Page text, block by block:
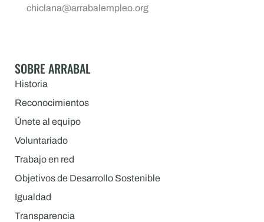
chiclana@arrabalempleo.org
SOBRE ARRABAL
Historia
Reconocimientos
Únete al equipo
Voluntariado
Trabajo en red
Objetivos de Desarrollo Sostenible
Igualdad
Transparencia